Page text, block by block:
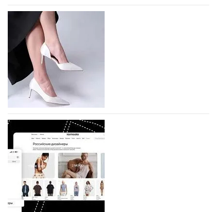
На участие в Московской неделе моды
подано 1047 заявок
На участие в седьмой Московской неделе моды,
которая пройдет в российской столице с 26 сентября
по 1 октября, уже подано 1047 заявок. Примерно
половину из них (494) прислали дизайнеры,
коллекции которых не были представлены в…
07.08.2026 369
BALLINA представит свои новинки на Euro
Shoes
Компания BALLINA Guangzhou Lihuang Footwear
Co., Ltd., основанная в 2011 году и расположенная в
Гуанчжоу, столице моды Китая, является
профессиональной обувной компанией,